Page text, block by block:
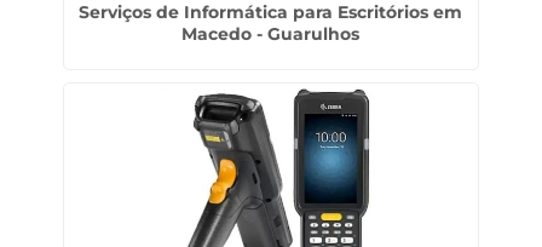
Serviços de Informática para Escritórios em
Macedo - Guarulhos